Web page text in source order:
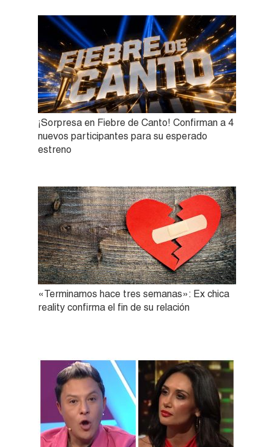
¡Sorpresa en Fiebre de Canto! Confirman a 4
nuevos participantes para su esperado
estreno
«Terminamos hace tres semanas»: Ex chica
reality confirma el fin de su relación